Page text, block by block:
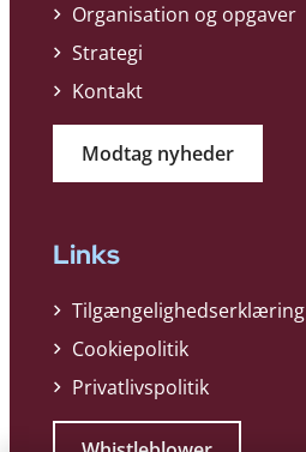
Organisation og opgaver
Strategi
Kontakt
Modtag nyheder
Links
Tilgængelighedserklæring
Cookiepolitik
Privatlivspolitik